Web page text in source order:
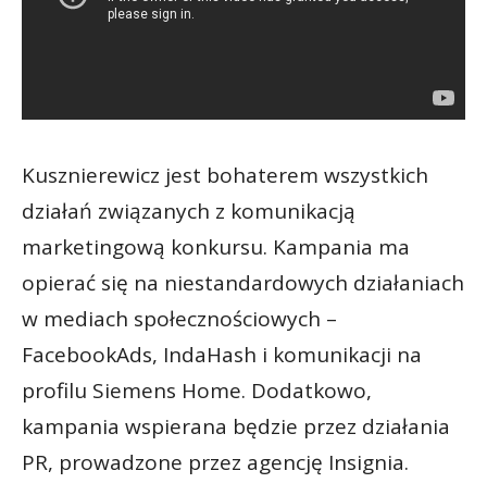
Kusznierewicz jest bohaterem wszystkich
działań związanych z komunikacją
marketingową konkursu. Kampania ma
opierać się na niestandardowych działaniach
w mediach społecznościowych –
FacebookAds, IndaHash i komunikacji na
profilu Siemens Home. Dodatkowo,
kampania wspierana będzie przez działania
PR, prowadzone przez agencję Insignia.